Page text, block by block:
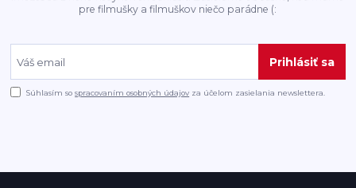
pre filmušky a filmuškov niečo parádne (:
Prihlásiť sa
Súhlasím sospracovaním osobných údajov za účelom zasielania newslettera.